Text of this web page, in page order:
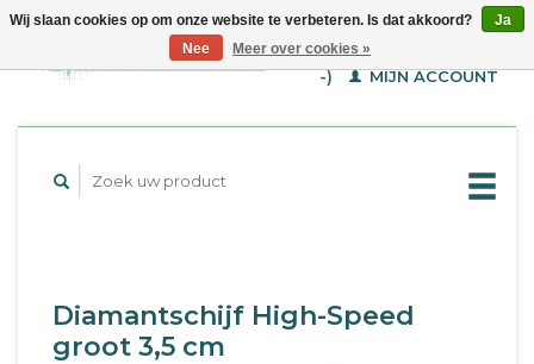
WINKELWAGEN (€--,-
-)
MIJN ACCOUNT
Diamantschijf High-Speed
groot 3,5 cm
Wij slaan cookies op om onze website te verbeteren. Is dat akkoord?
Ja
Nee
Meer over cookies »